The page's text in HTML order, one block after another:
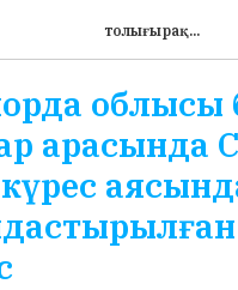
толығырақ...
облысы
арасында
күрес